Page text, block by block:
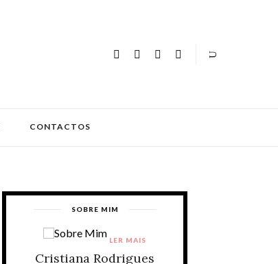
CONTACTOS
SOBRE MIM
Cristiana Rodrigues
LER MAIS